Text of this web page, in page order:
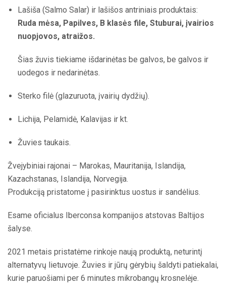
Lašiša (Salmo Salar) ir lašišos antriniais produktais:
Ruda mėsa, Papilves, B klasės file, Stuburai, įvairios
nuopjovos, atraižos.
Šias žuvis tiekiame išdarinėtas be galvos, be galvos ir
uodegos ir nedarinėtas.
Sterko filė (glazuruota, įvairių dydžių).
Lichija, Pelamidė, Kalavijas ir kt.
Žuvies taukais.
Žvejybiniai rajonai – Marokas, Mauritanija, Islandija,
Kazachstanas, Islandija, Norvegija.
Produkciją pristatome į pasirinktus uostus ir sandėlius.
Esame oficialus Iberconsa kompanijos atstovas Baltijos
šalyse.
2021 metais pristatėme rinkoje naują produktą, neturintį
alternatyvų lietuvoje. Žuvies ir jūrų gėrybių šaldyti patiekalai,
kurie paruošiami per 6 minutes mikrobangų krosnelėje.